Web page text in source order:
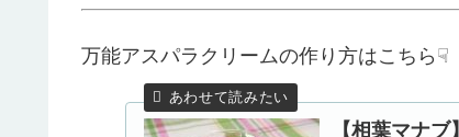
万能アスパラクリームの作り方はこちら☟
【相葉マナ